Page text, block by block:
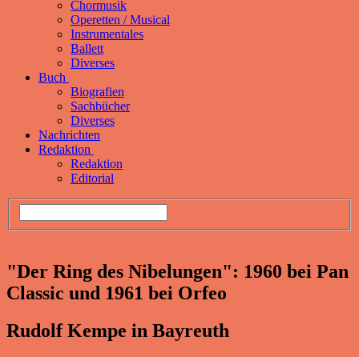
Chormusik
Operetten / Musical
Instrumentales
Ballett
Diverses
Buch
Biografien
Sachbücher
Diverses
Nachrichten
Redaktion
Redaktion
Editorial
"Der Ring des Nibelungen": 1960 bei Pan
Classic und 1961 bei Orfeo
Rudolf Kempe in Bayreuth